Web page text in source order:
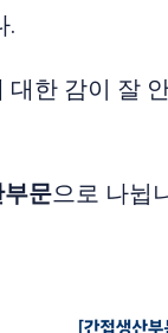
.
한 감이 잘
문으로 나뉩